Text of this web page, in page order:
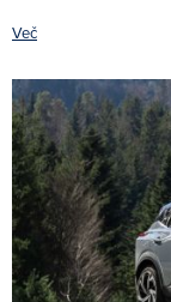
Več